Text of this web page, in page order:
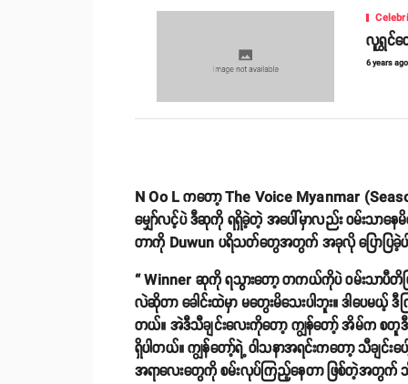
လူရွှင်တ
6 years ago
N Oo L ကတော့ The Voice Myanmar
မျှော်လင့်ပဲ ဒီဆုကို ရရှိခဲ့တဲ့ အပေါ်မှာလည်း ဝမ်းသ
တာကို Duwun ပရိသတ်တွေအတွက် အခုလို ပြောပြခဲ့
“ Winner ဆုကို ရသွားတော့ တကယ်ကိုပဲ ဝမ်းသာပီ
လဲဆိုတာ ခေါင်းထဲမှာ မတွေးမိသေးပါဘူး။ ဒါပေမယ့်
တယ်။ အဲဒီသီချင်းလေးကိုတော့ ကျွန်တော့် အိမ်က စတူ
ရှိပါတယ်။ ကျွန်တော့်ရဲ့ ဝါသနာအရင်းကတော့ သီချင်း
အရာလေးတွေကို စမ်းလုပ်ကြည့်နေတာ ဖြစ်တဲ့အတွက် သီ